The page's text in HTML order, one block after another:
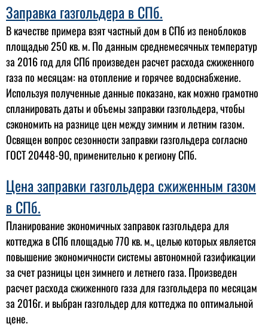
Заправка газгольдера в СПб.
В качестве примера взят частный дом в СПб из пеноблоков
площадью 250 кв. м. По данным среднемесячных температур
за 2016 год для СПб произведен расчет расхода сжиженного
газа по месяцам: на отопление и горячее водоснабжение.
Используя полученные данные показано, как можно грамотно
спланировать даты и объемы заправки газгольдера, чтобы
сэкономить на разнице цен между зимним и летним газом.
Освящен вопрос сезонности заправки газгольдера согласно
ГОСТ 20448-90, применительно к региону СПб.
Цена заправки газгольдера сжиженным газом
в СПб.
Планирование экономичных заправок газгольдера для
коттеджа в СПб площадью 770 кв. м., целью которых является
повышение экономичности системы автономной газификации
за счет разницы цен зимнего и летнего газа. Произведен
расчет расхода сжиженного газа для газгольдера по месяцам
за 2016г. и выбран газгольдер для коттеджа по оптимальной
цене.